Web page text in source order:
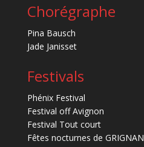
Chorégraphe
Pina Bausch
Jade Janisset
Festivals
Phénix Festival
Festival off Avignon
Festival Tout court
Fêtes nocturnes de GRIGNAN